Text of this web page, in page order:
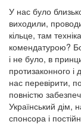
У нас було
виходили,
кільце, там
комендатурою?
і не було, в
протизаконного
нас перевірити,
повністю
Український дім,
спонсора і